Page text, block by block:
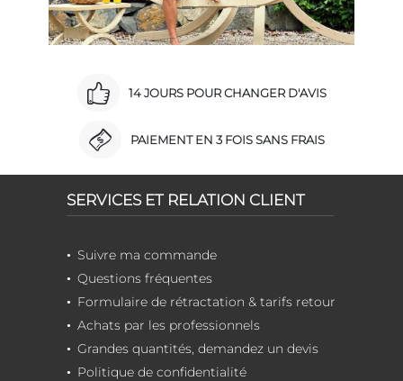
14 JOURS POUR CHANGER D'AVIS
PAIEMENT EN 3 FOIS SANS FRAIS
SERVICES ET RELATION CLIENT
Suivre ma commande
Questions fréquentes
Formulaire de rétractation & tarifs retour
Achats par les professionnels
Grandes quantités, demandez un devis
Politique de confidentialité